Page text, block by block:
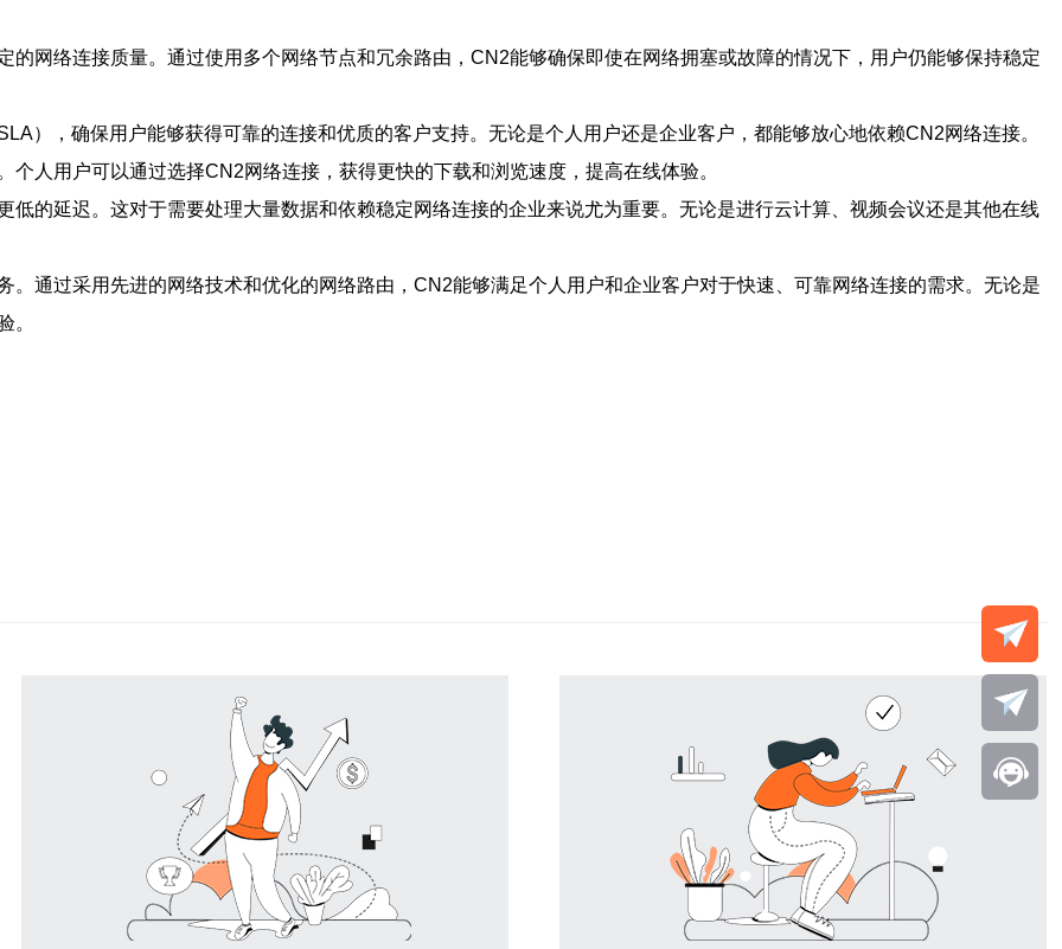
网络连接质量。通过使用多个网络节点和冗余路由，CN2能够确保即使在网络拥塞或故障的情况下，用户仍能够保持稳定
），确保用户能够获得可靠的连接和优质的客户支持。无论是个人用户还是企业客户，都能够放心地依赖CN2网络连接。
人用户可以通过选择CN2网络连接，获得更快的下载和浏览速度，提高在线体验。
的延迟。这对于需要处理大量数据和依赖稳定网络连接的企业来说尤为重要。无论是进行云计算、视频会议还是其他在线
通过采用先进的网络技术和优化的网络路由，CN2能够满足个人用户和企业客户对于快速、可靠网络连接的需求。无论是
。